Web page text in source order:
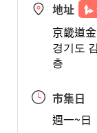
地址
京畿道
경기도
층
市集日
週一~日